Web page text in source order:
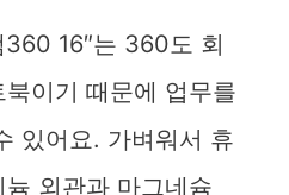
360 16″는 360도 회
이기 때문에 업무를
있어요. 가벼워서 휴
외관과 마그네슘